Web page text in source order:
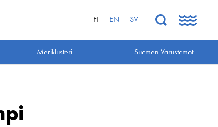
FI EN SV
Meriklusteri Suomen Varustamot